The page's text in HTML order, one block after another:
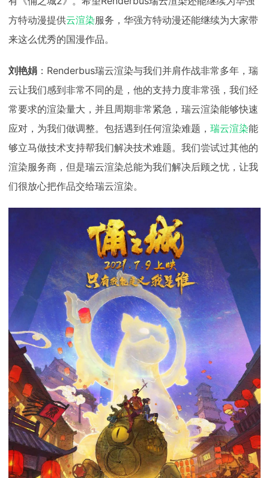
方特动漫提供云渲染服务，华强方特动漫还能继续为大家带
来这么优秀的国漫作品。
刘艳娟 ：Renderbus瑞云渲染与我们并肩作战非常多年，瑞
云让我们感到非常不同的是，他的支持力度非常强，我们经
常要求的渲染量大，并且周期非常紧急，瑞云渲染能够快速
应对，为我们做调整。包括遇到任何渲染难题， 瑞云渲染能
够立马做技术支持帮我们解决技术难题。我们尝试过其他的
渲染服务商，但是瑞云渲染总能为我们解决后顾之忧，让我
们很放心把作品交给瑞云渲染。